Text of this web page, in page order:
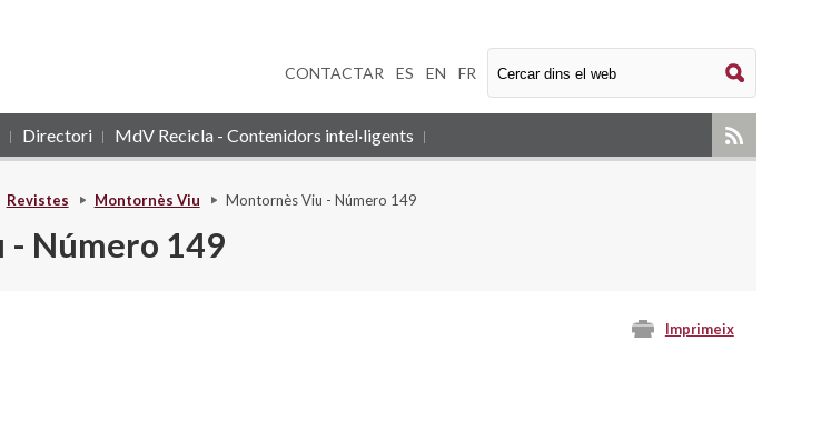
CONTACTAR ES EN FR
Directori MdV Recicla - Contenidors intel·ligents
Revistes Montornès Viu Montornès Viu - Número 149
Número 149
Imprimeix